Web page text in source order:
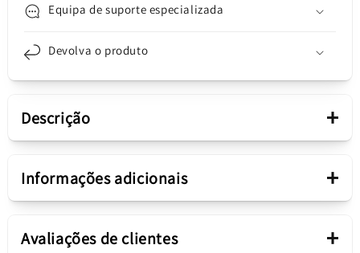
com
Service
GH96-
com
Service
GH96-
Equipa de suporte especializada
Devolva o produto
Descrição +
Informações adicionais +
Câmara traseira Samsung
Avaliações de clientes +